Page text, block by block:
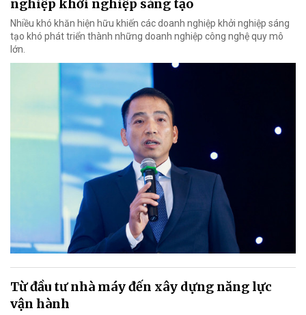
nghiệp khởi nghiệp sáng tạo
Nhiều khó khăn hiện hữu khiến các doanh nghiệp khởi nghiệp sáng
tạo khó phát triển thành những doanh nghiệp công nghệ quy mô
lớn.
Từ đầu tư nhà máy đến xây dựng năng lực
vận hành